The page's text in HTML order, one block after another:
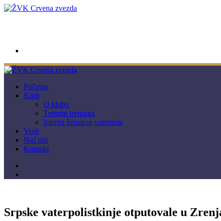
Početna
Klub
O klubu
Termini treninga
Istorija ženskog vaterpola
Vesti
Naš tim
Kontakt
Srpske vaterpolistkinje otputovale u